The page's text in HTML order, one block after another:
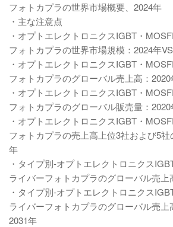
フォトカプラの世界市場概要、2024年
・主な注意点
・オプトエレクトロニクスIGBT・
フォトカプラの世界市場規模：2024年
・オプトエレクトロニクスIGBT・
フォトカプラのグローバル売上高：
・オプトエレクトロニクスIGBT・
フォトカプラのグローバル販売量：
・オプトエレクトロニクスIGBT・
フォトカプラの売上高上位3社および5
年
・タイプ別-オプトエレクトロニクス
ライバーフォトカプラのグローバル売上
・タイプ別-オプトエレクトロニクス
ライバーフォトカプラのグローバル売上
2031年